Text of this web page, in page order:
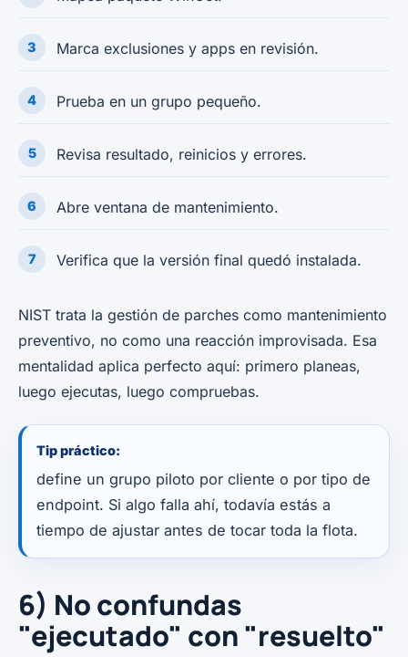
Marca exclusiones y apps en revisión.
Prueba en un grupo pequeño.
Revisa resultado, reinicios y errores.
Abre ventana de mantenimiento.
Verifica que la versión final quedó instalada.
NIST trata la gestión de parches como mantenimiento
preventivo, no como una reacción improvisada. Esa
mentalidad aplica perfecto aquí: primero planeas,
luego ejecutas, luego compruebas.
Tip práctico:
define un grupo piloto por cliente o por tipo de
endpoint. Si algo falla ahí, todavía estás a
tiempo de ajustar antes de tocar toda la flota.
6) No confundas
"ejecutado" con "resuelto"